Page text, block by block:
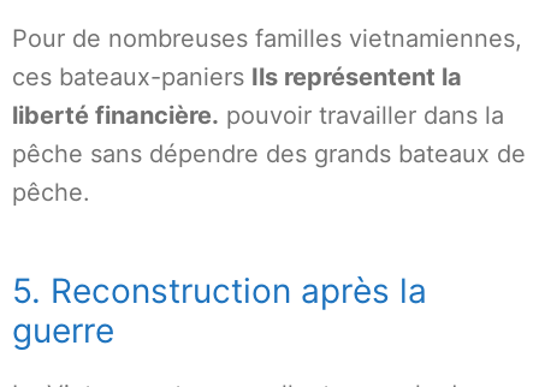
Pour de nombreuses familles vietnamiennes,
ces bateaux-paniers Ils représentent la
liberté financière. pouvoir travailler dans la
pêche sans dépendre des grands bateaux de
pêche.
5. Reconstruction après la
guerre